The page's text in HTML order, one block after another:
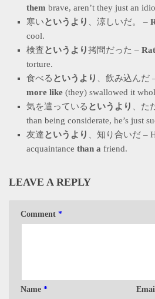
them brave, aren’t they just an
寒いというより 、涼しいだ。 –
cool.
検査というより拷問だった –
torture.
食べる というより 、飲み込んだ
more like (they) swallowed it
気を遣っている というより
、た
than being considerate, he’s just
友達というより 、知り合いだ –
acquaintance than a friend.
LEAVE A REPLY
Comment *
Name *